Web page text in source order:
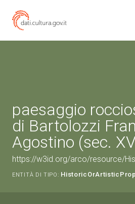
paesaggio
di Bartolozzi
Agostino (sec.
https://w3id.org/arco/resource/
ENTITÀ DI TIPO: